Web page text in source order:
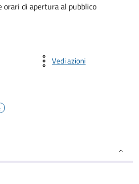
di apertura al pubblico
Vedi azioni